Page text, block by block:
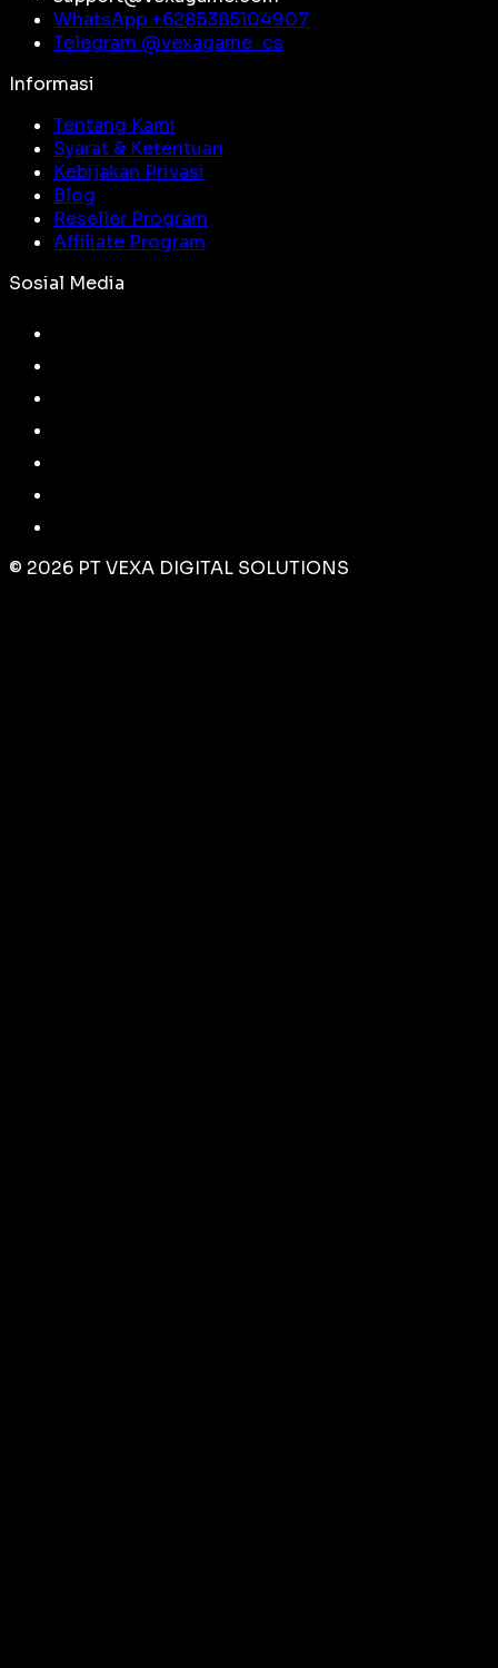
WhatsApp +6285385104907
Telegram @vexagame_cs
Informasi
Tentang Kami
Syarat & Ketentuan
Kebijakan Privasi
Blog
Reseller Program
Affiliate Program
Sosial Media
© 2026 PT VEXA DIGITAL SOLUTIONS